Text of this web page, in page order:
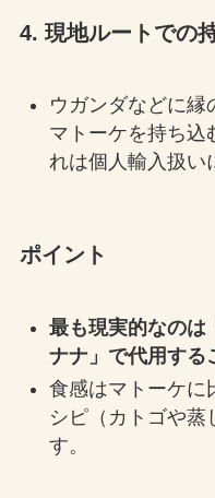
4. 現地ルートでの
ウガンダなどに縁
マトーケを持ち込
れは個人輸入扱い
ポイント
最も現実的なのは
ナナ」で代用する
食感はマトーケに
シピ（カトゴや蒸
す。